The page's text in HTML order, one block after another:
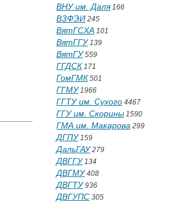
ВНУ им. Даля166
ВЗФЭИ 245
ВятГСХА 101
ВятГГУ139
ВятГУ559
ГГДСК 171
ГомГМК 501
ГГМУ1966
ГГТУ им. Сухого 4467
ГГУ им. Скорины 1590
ГМА им. Макарова 299
ДГПУ159
ДальГАУ279
ДВГГУ134
ДВГМУ408
ДВГТУ936
ДВГУПС 305